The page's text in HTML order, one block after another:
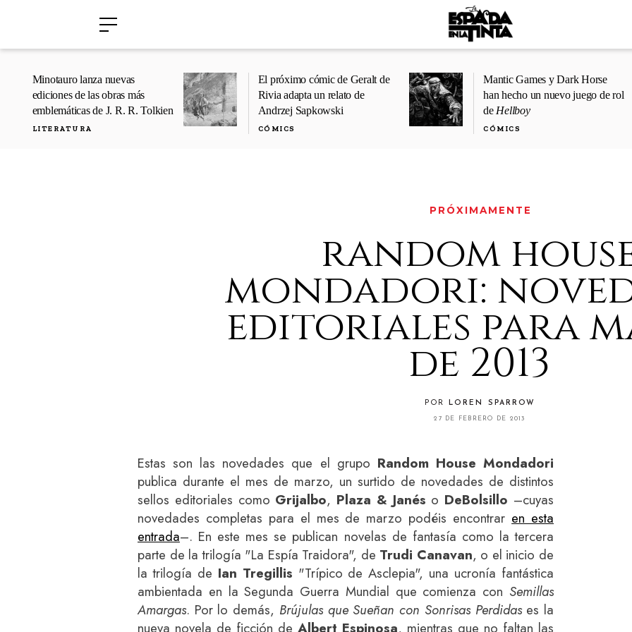
Minotauro lanza nuevas
ediciones de las obras más
emblemáticas de J. R. R. Tolkien
LITERATURA
El próximo cómic de Geralt de
Rivia adapta un relato de
Andrzej Sapkowski
CÓMICS
Mantic Games y Dark Horse
han hecho un nuevo juego de rol
de Hellboy
CÓMICS
PRÓXIMAMENTE
random
mondadori:
editoriales para
de 2013
POR LOREN SPARROW
27 DE FEBRERO DE 2013
Estas son las novedades que el grupo Random House Mondadori
publica durante el mes de marzo, un surtido de novedades de distintos
sellos editoriales como Grijalbo, Plaza & Janés o DeBolsillo –cuyas
novedades completas para el mes de marzo podéis encontrar en esta
entrada–. En este mes se publican novelas de fantasía como la tercera
parte de la trilogía "La Espía Traidora", de Trudi Canavan, o el inicio de
la trilogía de Ian Tregillis "Trípico de Asclepia", una ucronía fantástica
ambientada en la Segunda Guerra Mundial que comienza con Semillas
Amargas. Por lo demás, Brújulas que Sueñan con Sonrisas Perdidases la
nueva novela de ficción de Albert Espinosa, mientras que no faltan las
›